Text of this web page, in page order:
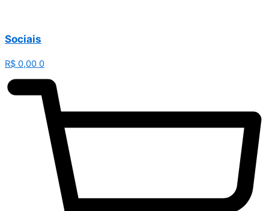
Sociais
R$ 0,00 0